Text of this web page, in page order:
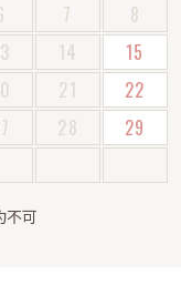
7
8
14
15
21
22
28
29
不可